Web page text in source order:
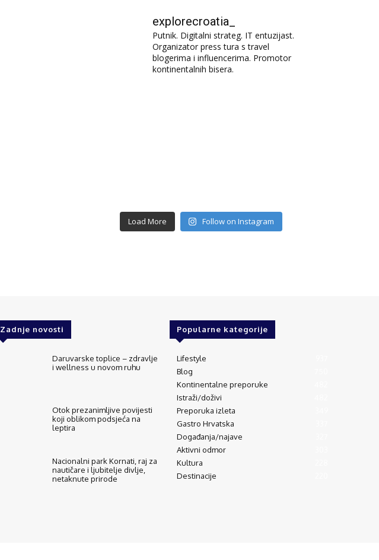
explorecroatia_
Putnik. Digitalni strateg. IT entuzijast.
Organizator press tura s travel
blogerima i influencerima. Promotor
kontinentalnih bisera.
Load More Follow on Instagram
Zadnje novosti
Daruvarske toplice – zdravlje
i wellness u novom ruhu
Otok prezanimljive povijesti
koji oblikom podsjeća na
leptira
Nacionalni park Kornati, raj za
nautičare i ljubitelje divlje,
netaknute prirode
Popularne kategorije
Lifestyle
Blog
Kontinentalne preporuke
Istraži/doživi
Preporuka izleta
Gastro Hrvatska
Događanja/najave
Aktivni odmor
Kultura
Destinacije